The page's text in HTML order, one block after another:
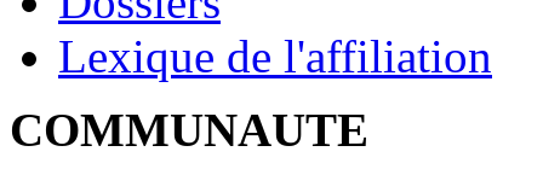
Lexique de l'affiliation
COMMUNAUTE